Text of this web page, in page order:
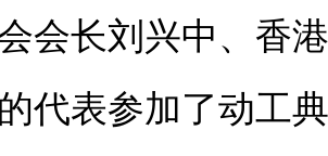
会长刘兴中、香
代表参加了动工